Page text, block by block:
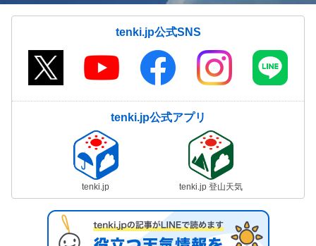
tenki.jp公式SNS
tenki.jp公式アプリ
tenki.jp tenki.jp 登山天気